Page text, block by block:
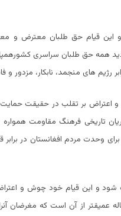
قیام حق طلبان معترض و
همه حق طلبان سراسری
رژیم های منجمد، نابکار، مزدور و
و اعتراض بر تقلب در حقیقت
تاریخی فرهنگ مقاومت
وحدت مردم افغانستان در برابر
شود و این قیام خود چوش و
عمیقتر از آن است که مغرضان